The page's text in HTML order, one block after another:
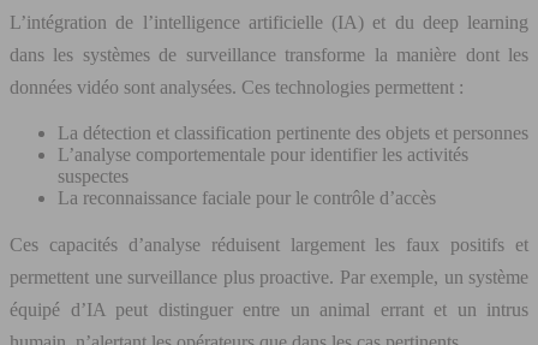
L’intégration de l’intelligence artificielle (IA) et du deep learning
dans les systèmes de surveillance transforme la manière dont les
données vidéo sont analysées. Ces technologies permettent :
La détection et classification pertinente des objets et personnes
L’analyse comportementale pour identifier les activités
suspectes
La reconnaissance faciale pour le contrôle d’accès
Ces capacités d’analyse réduisent largement les faux positifs et
permettent une surveillance plus proactive. Par exemple, un système
équipé d’IA peut distinguer entre un animal errant et un intrus